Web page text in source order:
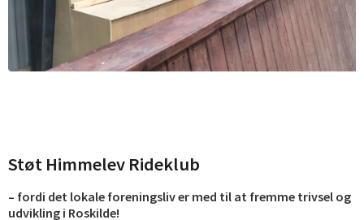
Støt Himmelev Rideklub
– fordi det lokale foreningsliv er med til at fremme trivsel og
udvikling i Roskilde!